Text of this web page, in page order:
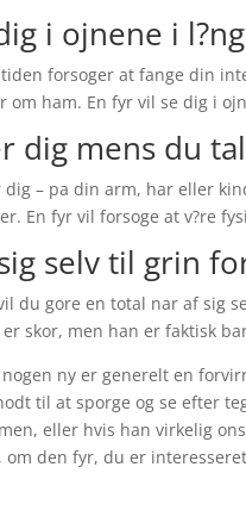
i ojnene i
forsoger at fange din
om ham. En fyr vil se dig i
dig mens du
dig – pa din arm, har eller
En fyr vil forsoge at v?re
selv til grin
du gore en total nar af sig
skor, men han er faktisk
ny er generelt en
til at sporge og se efter
eller hvis han virkelig
om den fyr, du er